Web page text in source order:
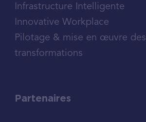
Infrastructure Intelligente
Innovative Workplace
Pilotage & mise en œuvre des
transformations
Partenaires